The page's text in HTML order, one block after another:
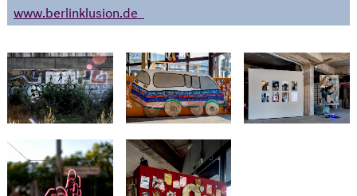
www.berlinklusion.de